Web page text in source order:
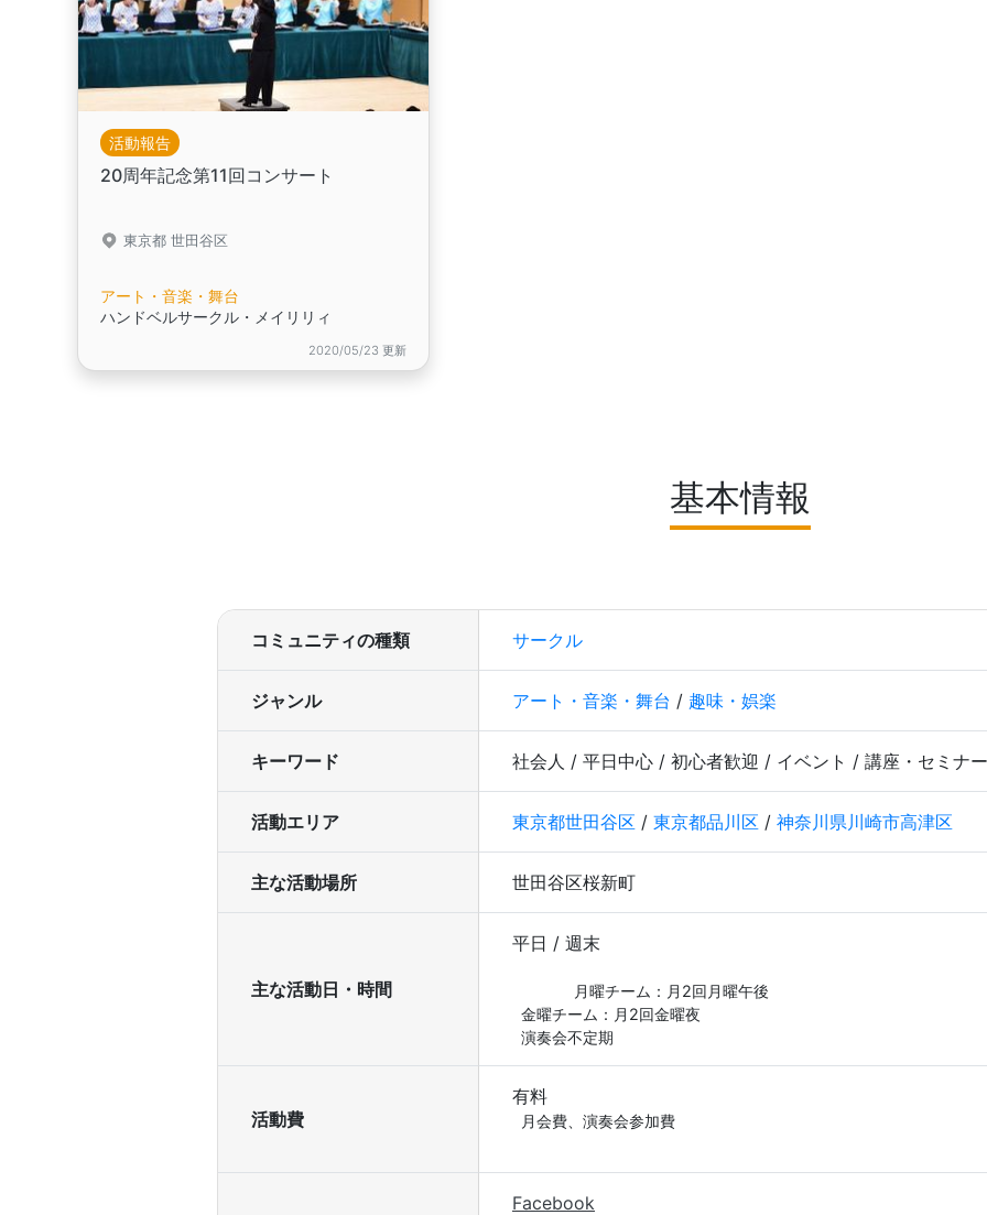
活動報告
20周年記念第11回コンサート
東京都 世田谷区
アート・音楽・舞台
ハンドベルサークル・メイリリィ
2020/05/23 更新
基本情報
コミュニティの種類 サークル
ジャンル アート・音楽・舞台 / 趣味・娯楽
キーワード 社会人 / 平日中心 / 初心者歓迎 / イベント / 講座・セミナー
活動エリア 東京都世田谷区 / 東京都品川区 / 神奈川県川崎市高津区
主な活動場所 世田谷区桜新町
主な活動日・時間
平日 / 週末
金曜チーム：月2回金曜夜
演奏会不定期
活動費
有料
月会費、演奏会参加費
Facebook